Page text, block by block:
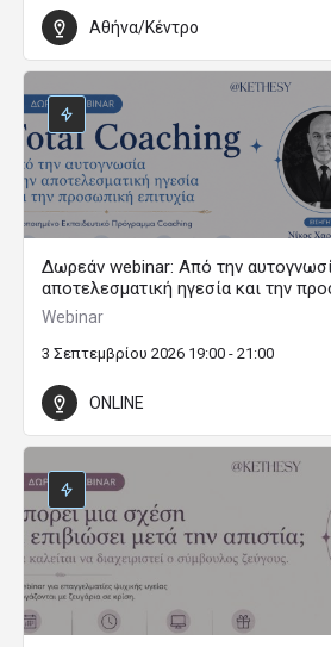
Αθήνα/Κέντρο
Δωρεάν webinar: Από την
αποτελεσματική ηγεσία και την
Webinar
3 Σεπτεμβρίου 2026 19:00 - 21:00
ONLINE